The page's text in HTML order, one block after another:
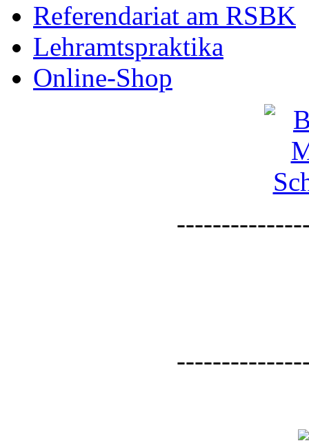
Referendariat am RSBK
Lehramtspraktika
Online-Shop